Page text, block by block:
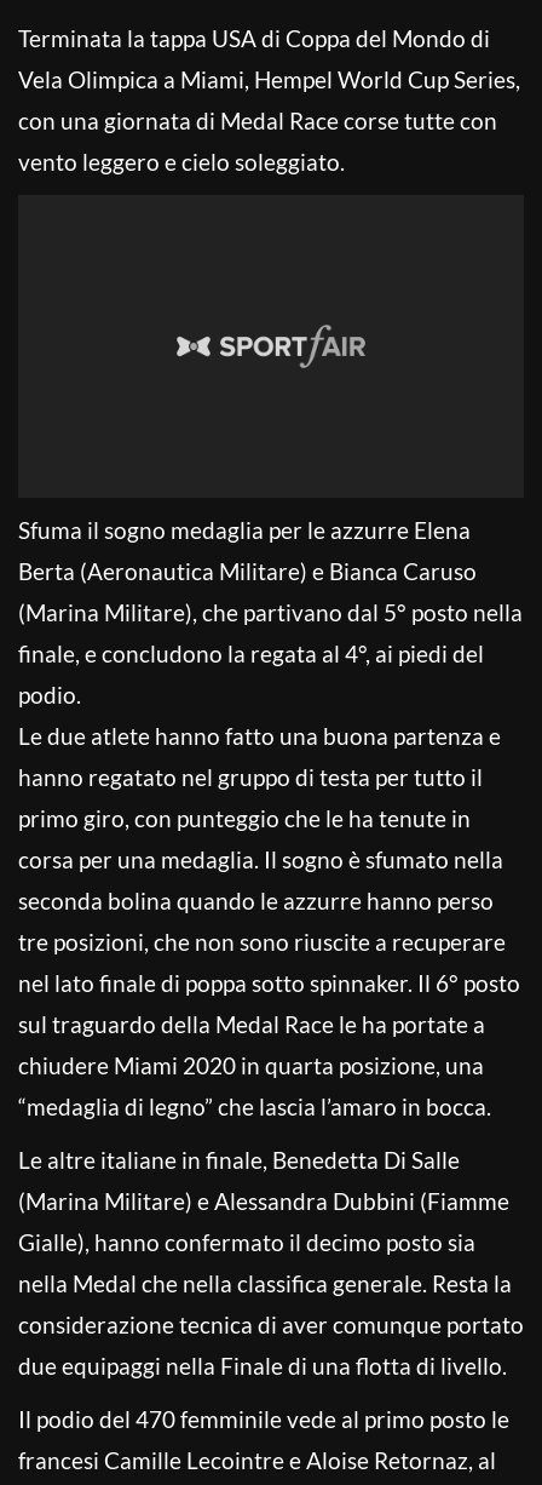
Terminata la tappa USA di Coppa del Mondo di
Vela Olimpica a Miami, Hempel World Cup Series,
con una giornata di Medal Race corse tutte con
vento leggero e cielo soleggiato.
Sfuma il sogno medaglia per le azzurre Elena
Berta (Aeronautica Militare) e Bianca Caruso
(Marina Militare), che partivano dal 5° posto nella
finale, e concludono la regata al 4°, ai piedi del
podio.
Le due atlete hanno fatto una buona partenza e
hanno regatato nel gruppo di testa per tutto il
primo giro, con punteggio che le ha tenute in
corsa per una medaglia. Il sogno è sfumato nella
seconda bolina quando le azzurre hanno perso
tre posizioni, che non sono riuscite a recuperare
nel lato finale di poppa sotto spinnaker. Il 6° posto
sul traguardo della Medal Race le ha portate a
chiudere Miami 2020 in quarta posizione, una
“medaglia di legno” che lascia l’amaro in bocca.
Le altre italiane in finale, Benedetta Di Salle
(Marina Militare) e Alessandra Dubbini (Fiamme
Gialle), hanno confermato il decimo posto sia
nella Medal che nella classifica generale. Resta la
considerazione tecnica di aver comunque portato
due equipaggi nella Finale di una flotta di livello.
Il podio del 470 femminile vede al primo posto le
francesi Camille Lecointre e Aloise Retornaz, al